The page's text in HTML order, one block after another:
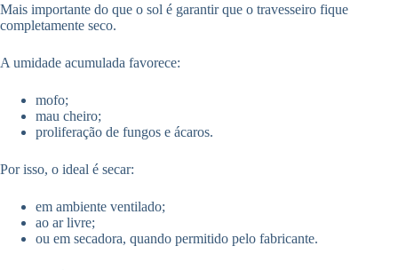
Mais importante do que o sol é garantir que o travesseiro fique
completamente seco.
A umidade acumulada favorece:
mofo;
mau cheiro;
proliferação de fungos e ácaros.
Por isso, o ideal é secar:
em ambiente ventilado;
ao ar livre;
ou em secadora, quando permitido pelo fabricante.